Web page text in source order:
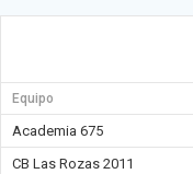
Equipo
Academia 675
CB Las Rozas 2011